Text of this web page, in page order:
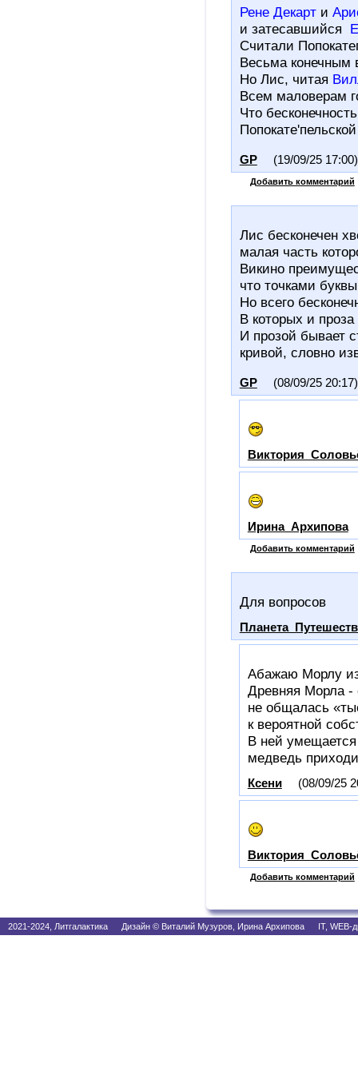
Рене Декарти
и затесавшийся
Считали
Весьма конечным
Но Лис, читая
Всем маловерам
Что
GP (19/09/25 17:00)
Добавить комментарий
Лис бесконечен
малая часть
Викино
что точками
Но всего
В которых и
И прозой бывает
кривой, словно
GP (08/09/25 20:17)
Ирина_Архипова
Добавить комментарий
Для вопросов
Абажаю Морлу
Древняя Морла -
не общалась
к вероятной
В ней умещается
медведь
Ксени (08/09/25
Добавить комментарий
2021-2024, Литгалактика Дизайн © Виталий Музуров, Ирина Архипова IT, WEB-